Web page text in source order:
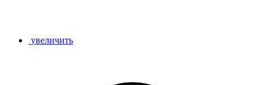
увеличить